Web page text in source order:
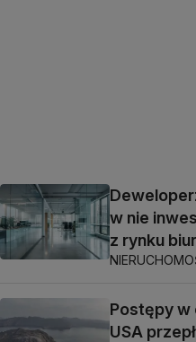
w nie
z rynku
Postępy w
USA